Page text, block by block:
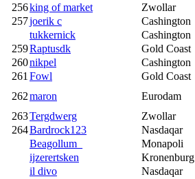
256king of market Zwollar
257joerik c Cashington
tukkernick
Cashington
259Raptusdk Gold Coast
260nikpel Cashington
261 Fowl Gold Coast
262maron Eurodam
263Tergdwerg Zwollar
264Bardrock123 Nasdaqar
Beagollum_
Monapoli
ijzerertsken
Kronenburg
il divo
Nasdaqar